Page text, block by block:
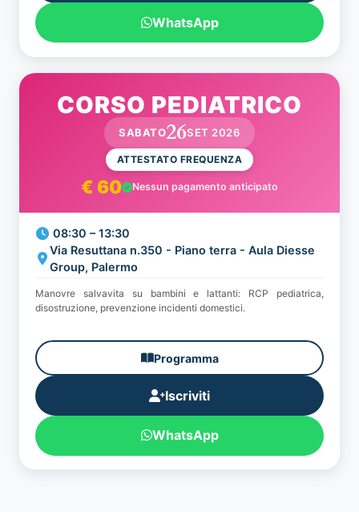
WhatsApp
CORSO PEDIATRICO
SABATO26SET 2026
ATTESTATO FREQUENZA
€ 60 Nessun pagamento anticipato
08:30 – 13:30
Via Resuttana n.350 - Piano terra - Aula Diesse
Group, Palermo
Manovre salvavita su bambini e lattanti: RCP pediatrica,
disostruzione, prevenzione incidenti domestici.
Programma
Iscriviti
WhatsApp